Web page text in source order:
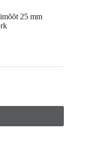
25 mm